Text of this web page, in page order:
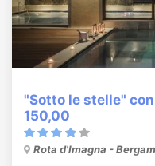
"Sotto le stelle"
150,00
Rota d'Imagna -